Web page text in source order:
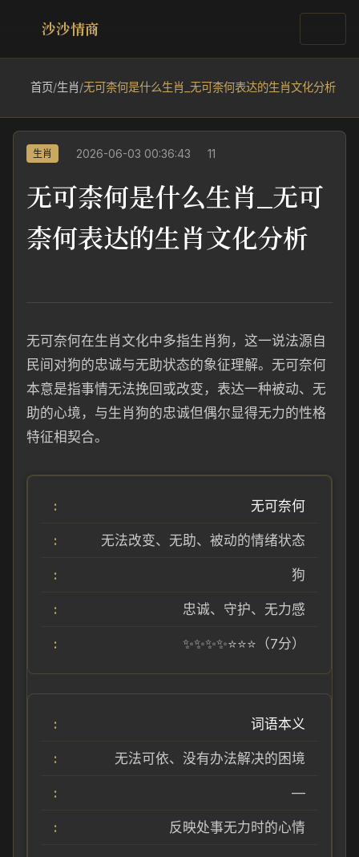
沙沙情商
首页/生肖/无可柰何是什么生肖_无可柰何表达的生肖文化分析
生肖 2026-06-03 00:36:43 11
无可柰何是什么生肖_无可
柰何表达的生肖文化分析
无可奈何在生肖文化中多指生肖狗，这一说法源自
民间对狗的忠诚与无助状态的象征理解。无可奈何
本意是指事情无法挽回或改变，表达一种被动、无
助的心境，与生肖狗的忠诚但偶尔显得无力的性格
特征相契合。
无可奈何
无法改变、无助、被动的情绪状态
狗
忠诚、守护、无力感
✨✨✨✨⭐⭐⭐（7分）
词语本义
无法可依、没有办法解决的困境
—
反映处事无力时的心情